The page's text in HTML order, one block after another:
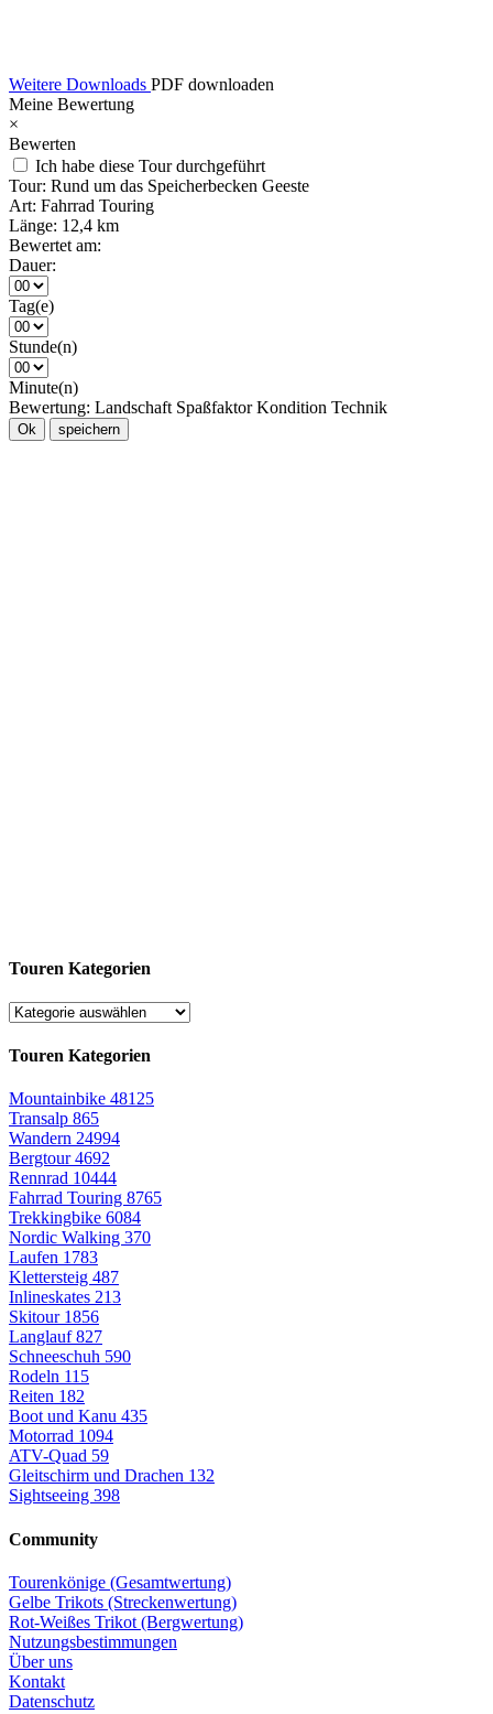
Weitere Downloads PDF downloaden
Meine Bewertung
×
Bewerten
Ich habe diese Tour durchgeführt
Tour: Rund um das Speicherbecken Geeste
Art: Fahrrad Touring
Länge: 12,4 km
Bewertet am:
Dauer:
Tag(e)
Stunde(n)
Minute(n)
Bewertung: Landschaft Spaßfaktor Kondition Technik
Ok speichern
Touren Kategorien
Touren Kategorien
Mountainbike 48125
Transalp 865
Wandern 24994
Bergtour4692
Rennrad 10444
Fahrrad Touring 8765
Trekkingbike 6084
Nordic Walking 370
Laufen 1783
Klettersteig 487
Inlineskates 213
Skitour 1856
Langlauf827
Schneeschuh 590
Rodeln 115
Reiten 182
Boot und Kanu 435
Motorrad 1094
ATV-Quad 59
Gleitschirm und Drachen 132
Sightseeing 398
Community
Tourenkönige (Gesamtwertung)
Gelbe Trikots (Streckenwertung)
Rot-Weißes Trikot (Bergwertung)
Nutzungsbestimmungen
Über uns
Kontakt
Datenschutz